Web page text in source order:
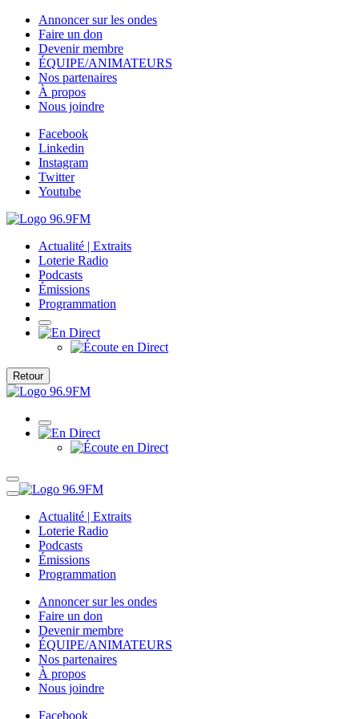
Annoncer sur les ondes
Faire un don
Devenir membre
ÉQUIPE/ANIMATEURS
Nos partenaires
À propos
Nous joindre
Facebook
Linkedin
Instagram
Twitter
Youtube
Actualité | Extraits
Loterie Radio
Podcasts
Émissions
Programmation
Retour
Actualité | Extraits
Loterie Radio
Podcasts
Émissions
Programmation
Annoncer sur les ondes
Faire un don
Devenir membre
ÉQUIPE/ANIMATEURS
Nos partenaires
À propos
Nous joindre
Facebook